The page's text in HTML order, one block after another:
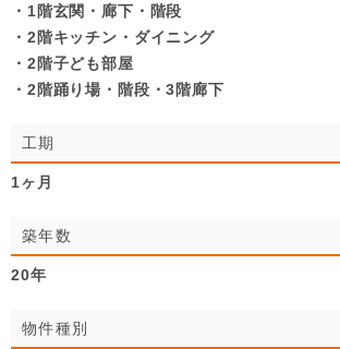
・1階玄関・廊下・階段
・2階キッチン・ダイニング
・2階子ども部屋
・2階踊り場・階段・3階廊下
工期
1ヶ月
築年数
20年
物件種別